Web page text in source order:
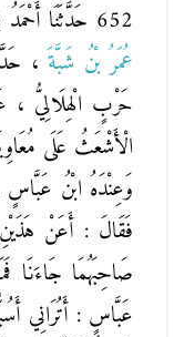
652 حَدَّثَنَا
عُمَرُ بْنُ شَبَّةَ ،
حَرْبٍ الْهِلَالِيُّ ،
الْأَشْعَثُ عَلَى
وَعِنْدَهُ ابْنُ عَبَّاسٍ
فَقَالَ : أَعَنْ هَذَيْنِ
صَاحِبَهُمَا جَاءَنَا
عَبَّاسٍ : أَتُرَانِي